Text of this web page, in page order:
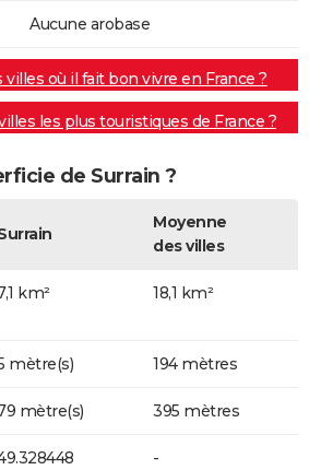
Aucune arobase
où il fait bon vivre en France ?
les plus touristiques de France ?
de Surrain ?
Moyenne
des villes
km² 18,1 km²
mètre(s) 194 mètres
mètre(s) 395 mètres
-